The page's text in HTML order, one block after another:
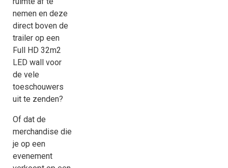
nemen en deze
direct boven de
trailer op een
Full HD 32m2
LED wall voor
de vele
toeschouwers
uit te zenden?
Of dat de
merchandise die
je op een
evenement